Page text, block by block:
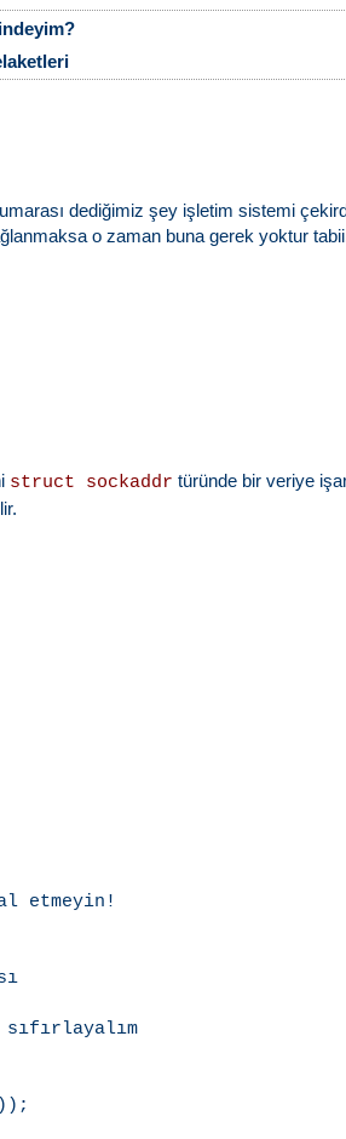
dediğimiz şey işletim sistemi
o zaman buna gerek yoktur
struct sockaddr türünde bir veriye
etmeyin!
sıfırlayalım